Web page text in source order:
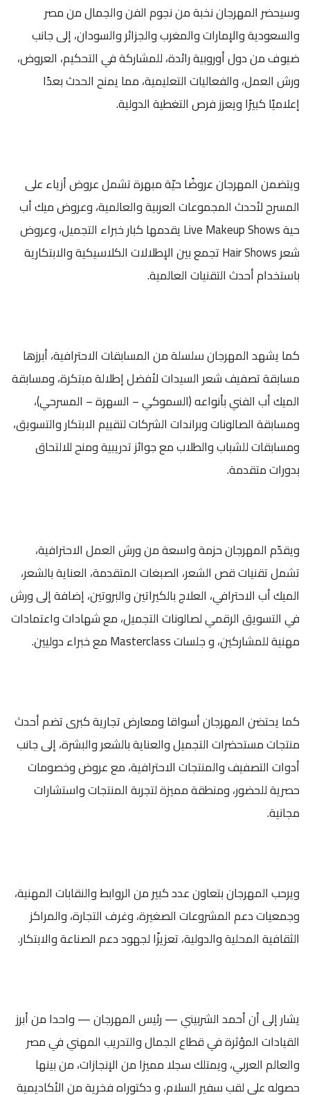
وسيحضر المهرجان نخبة من نجوم الفن والجمال من مصر
والسعودية والإمارات والمغرب والجزائر والسودان، إلى جانب
ضيوف من دول أوروبية رائدة، للمشاركة في التحكيم، العروض،
ورش العمل، والفعاليات التعليمية، مما يمنح الحدث بعدًا
إعلاميًا كبيرًا ويعزز فرص التغطية الدولية.
ويتضمن المهرجان عروضًا حيّة مبهرة تشمل عروض أزياء على
المسرح لأحدث المجموعات العربية والعالمية، وعروض ميك أب
حية Live Makeup Shows يقدمها كبار خبراء التجميل، وعروض
شعر Hair Shows تجمع بين الإطلالات الكلاسيكية والابتكارية
باستخدام أحدث التقنيات العالمية.
كما يشهد المهرجان سلسلة من المسابقات الاحترافية، أبرزها
مسابقة تصفيف شعر السيدات لأفضل إطلالة مبتكرة، ومسابقة
الميك أب الفني بأنواعه (السموكي – السهرة – المسرحي)،
ومسابقة الصالونات وبراندات الشركات لتقييم الابتكار والتسويق،
ومسابقات للشباب والطلاب مع جوائز تدريبية ومنح للالتحاق
بدورات متقدمة.
ويقدّم المهرجان حزمة واسعة من ورش العمل الاحترافية،
تشمل تقنيات قص الشعر، الصبغات المتقدمة، العناية بالشعر،
الميك أب الاحترافي، العلاج بالكيراتين والبروتين، إضافة إلى ورش
في التسويق الرقمي لصالونات التجميل، مع شهادات واعتمادات
مهنية للمشاركين، و جلسات Masterclass مع خبراء دوليين.
كما يحتضن المهرجان أسواقا ومعارض تجارية كبرى تضم أحدث
منتجات مستحضرات التجميل والعناية بالشعر والبشرة، إلى جانب
أدوات التصفيف والمنتجات الاحترافية، مع عروض وخصومات
حصرية للحضور، ومنطقة مميزة لتجربة المنتجات واستشارات
مجانية.
ويرحب المهرجان بتعاون عدد كبير من الروابط والنقابات المهنية،
وجمعيات دعم المشروعات الصغيرة، وغرف التجارة، والمراكز
الثقافية المحلية والدولية، تعزيزًا لجهود دعم الصناعة والابتكار.
يشار إلى أن أحمد الشربيني — رئيس المهرجان — واحدا من أبرز
القيادات المؤثرة في قطاع الجمال والتدريب المهني في مصر
والعالم العربي، ويمتلك سجلا مميزا من الإنجازات، من بينها
حصوله على لقب سفير السلام، و دكتوراه فخرية من الأكاديمية